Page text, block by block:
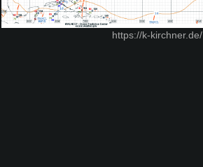
https://k-kirchner.de/